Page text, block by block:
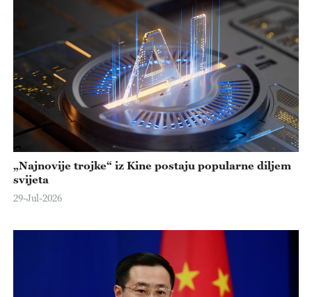
„Najnovije trojke“ iz Kine postaju popularne diljem
svijeta
29-Jul-2026